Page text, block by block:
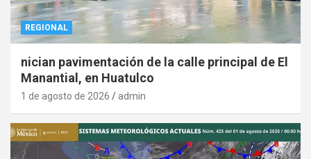
REGIONAL
nician pavimentación de la calle principal de El
Manantial, en Huatulco
1 de agosto de 2026 admin